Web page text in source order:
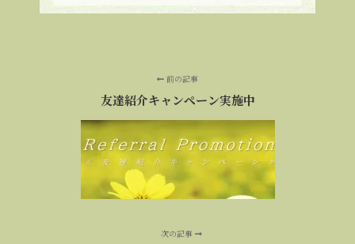
前の記事
友達紹介キャンペーン実施中
次の記事